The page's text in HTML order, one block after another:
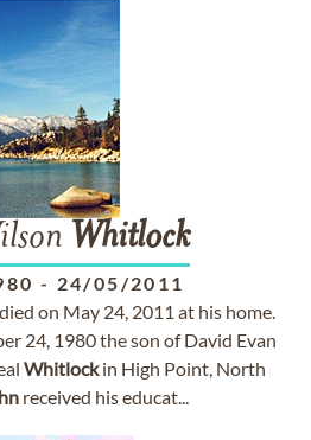
Whitlock
- 24/05/2011
on May 24, 2011 at his home.
24, 1980 the son of David Evan
Whitlockin High Point, North
received his educat...